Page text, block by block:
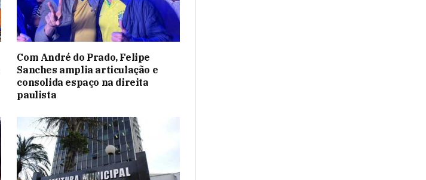
Com André do Prado, Felipe
Sanches amplia articulação e
consolida espaço na direita
paulista